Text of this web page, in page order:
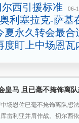
西引援标准 06-
利塞拉克-萨基
夏永久转会最合
度盯上中场恩瓦
皇马 且已毫不掩饰离
场恩佐已毫不掩饰离队想
雷利亚并肩作战。切尔西